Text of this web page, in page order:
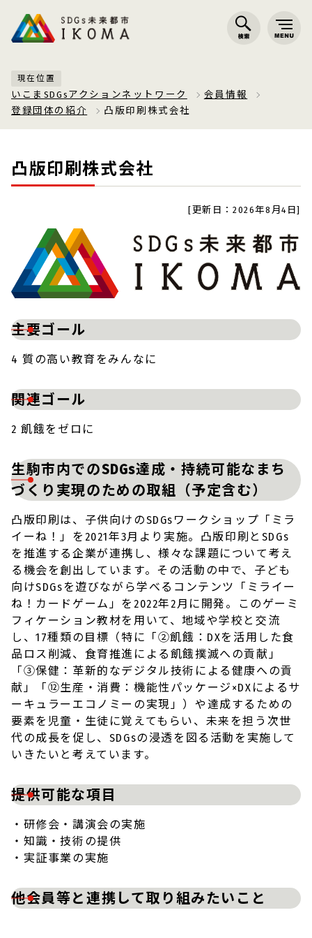
現在位置
いこまSDGsアクションネットワーク
会員情報
登録団体の紹介
凸版印刷株式会社
凸版印刷株式会社
[更新日：2026年8月4日]
主要ゴール
4 質の高い教育をみんなに
関連ゴール
2 飢餓をゼロに
生駒市内でのSDGs達成・持続可能なまち
づくり実現のための取組（予定含む）
凸版印刷は、子供向けのSDGsワークショップ「ミラ
イーね！」を2021年3月より実施。凸版印刷とSDGs
を推進する企業が連携し、様々な課題について考え
る機会を創出しています。その活動の中で、子ども
向けSDGsを遊びながら学べるコンテンツ「ミライー
ね！カードゲーム」を2022年2月に開発。このゲーミ
フィケーション教材を用いて、地域や学校と交流
し、17種類の目標（特に「②飢餓：DXを活用した食
品ロス削減、食育推進による飢餓撲滅への貢献」
「③保健：革新的なデジタル技術による健康への貢
献」「⑫生産・消費：機能性パッケージ×DXによるサ
ーキュラーエコノミーの実現」）や達成するための
要素を児童・生徒に覚えてもらい、未来を担う次世
代の成長を促し、SDGsの浸透を図る活動を実施して
いきたいと考えています。
提供可能な項目
・研修会・講演会の実施
・知識・技術の提供
・実証事業の実施
他会員等と連携して取り組みたいこと